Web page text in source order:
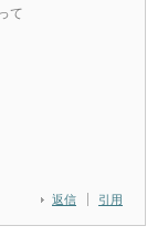
返信 引用
て